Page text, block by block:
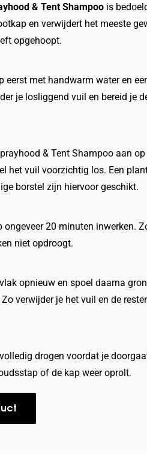
& Tent Shampoo is
en verwijdert het meeste
opgehoopt.
eerst met handwarm water en
je losliggend vuil en bereid je
& Tent Shampoo aan
het vuil voorzichtig los. Een
borstel zijn hiervoor geschikt.
ongeveer 20 minuten inwerken.
niet opdroogt.
opnieuw en spoel daarna
verwijder je het vuil en de
drogen voordat je
of de kap weer oprolt.